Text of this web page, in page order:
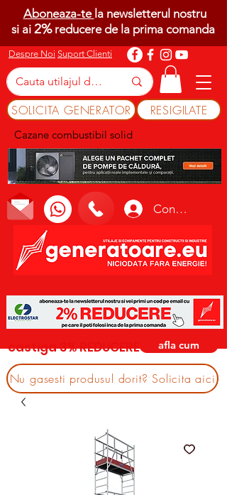
Despre Noi Suport Clienti
SOLICITA GENERATOR RESIGILATE
Cazane combustibil solid
Conectează-te
Aboneaza-te la newsletterul nostru
si ai 2%reducere de la prima comanda
castiga 3% REDUCERE afla cum
Nu gasesti produsul dorit? Solicita aici